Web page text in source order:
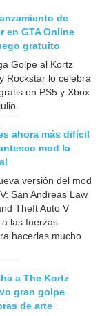
de
en GTA Online
gratuito
Golpe al Kortz
Rockstar lo celebra
en PS5 y Xbox
ahora más difícil
mod la
versión del mod
San Andreas Law
Theft Auto V
las fuerzas
hacerlas mucho
a The Kortz
gran golpe
de arte